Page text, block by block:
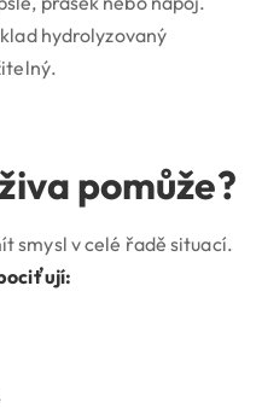
hydrolyzovaný
pomůže?
smysl v celé řadě situací.